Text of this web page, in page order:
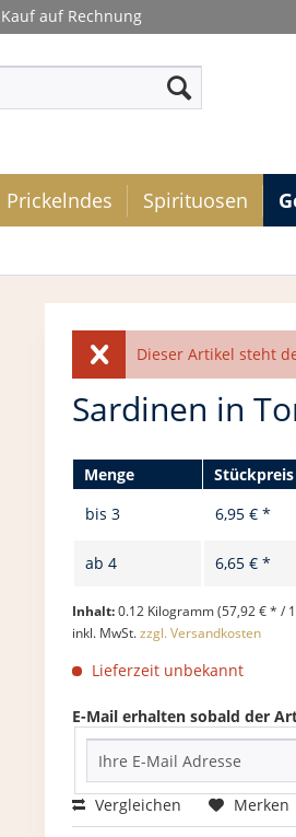
Kauf auf Rechnung
Prickelndes Spirituosen
Dieser Artikel steht
Sardinen in
Menge Stückpreis
bis 3 6,95 € *
ab 4 6,65 € *
Inhalt:0.12 Kilogramm (57,92 € * /
inkl. MwSt.zzgl. Versandkosten
Lieferzeit unbekannt
E-Mail erhalten sobald der
Vergleichen Merken